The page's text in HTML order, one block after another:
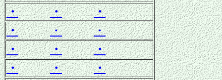
・
・
・
・
・
・
・
・
・
・
・
・